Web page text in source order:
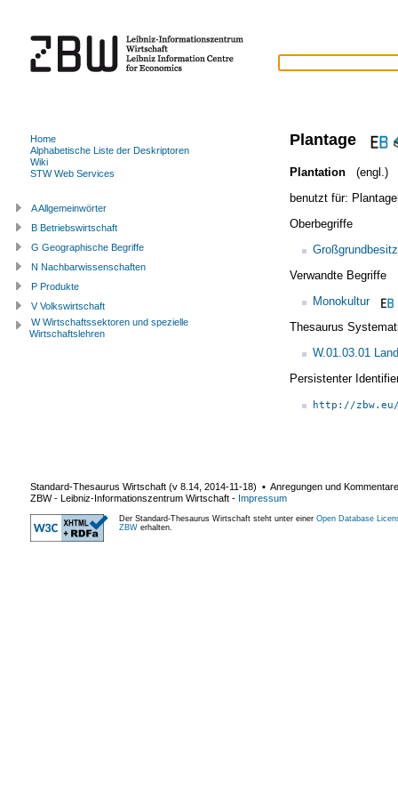
Plantage
Plantation
(engl.)
benutzt für:
Oberbegriffe
Großgrundbesitz
Verwandte Begriffe
Monokultur
Thesaurus
W.01.03.01
Persistenter
http://
Home
Alphabetische Liste der Deskriptoren
Wiki
STW Web Services
A Allgemeinwörter
B Betriebswirtschaft
G Geographische Begriffe
N Nachbarwissenschaften
P Produkte
V Volkswirtschaft
W Wirtschaftssektoren und spezielle
Wirtschaftslehren
Standard-Thesaurus Wirtschaft (v 8.14 2014-11-18) ▪ Anregungen und
ZBW - Leibniz-Informationszentrum Wirtschaft - Impressum
Der Standard-Thesaurus Wirtschaft steht unter einer Open Database
ZBW erhalten.